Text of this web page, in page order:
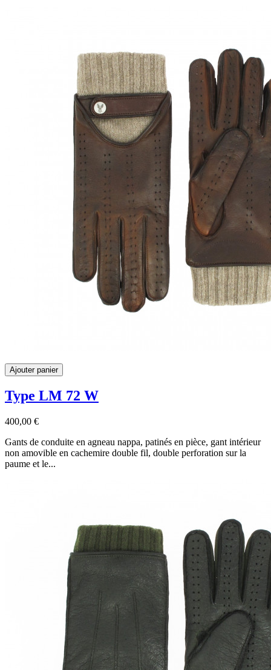
Ajouter panier
Type LM 72 W
400,00 €
Gants de conduite en agneau nappa, patinés en pièce, gant intérieur
non amovible en cachemire double fil, double perforation sur la
paume et le...